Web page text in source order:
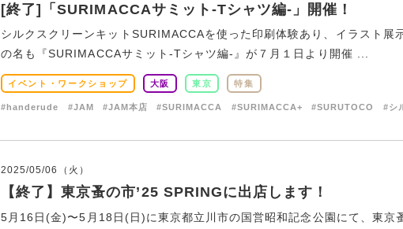
[終了]「SURIMACCAサミット-Tシャツ編-」開催！
シルクスクリーンキットSURIMACCAを使った印刷体験あり、イラスト展
の名も『SURIMACCAサミット-Tシャツ編-』が７月１日より開催 ...
イベント・ワークショップ 大阪 東京 特集
#handerude #JAM #JAM本店 #SURIMACCA #SURIMACCA+ #SURUTOCO #シ
2025/05/06（火）
【終了】東京蚤の市’25 SPRINGに出店します！
5月16日(金)〜5月18日(日)に東京都立川市の国営昭和記念公園にて、東京